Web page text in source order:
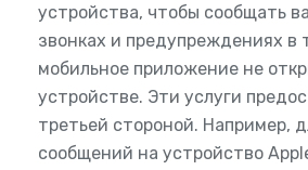
устройства, чтобы сообщать
звонках и предупреждениях в
мобильное приложение не
устройстве. Эти услуги
третьей стороной. Например,
сообщений на устройство